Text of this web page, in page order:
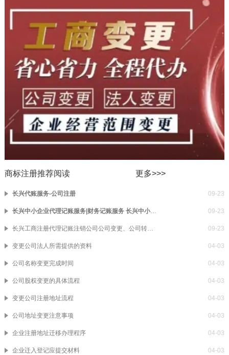
商标注册推荐阅读 更多>>>
长兴代账服务-公司注册 09-23
​长兴中小企业代理记账服务|财务记账服务 ​长兴中小企业代理记账服务|财务记账服务 09-23
​长兴工商注册代理记账注销公司公司变更、公司转让 ​长兴工商注册代理记账注销公司公司变更、公司转让 09-23
变更公司法人所需提供的资料 04-03
公司名称变更完成时间 04-03
公司股权变更的具体流程 04-03
变更公司注册地址流程 04-03
公司地址变更注意事项 04-03
企业注册地址迁移办理程序 04-03
企业迁入登记应提交材料 04-03